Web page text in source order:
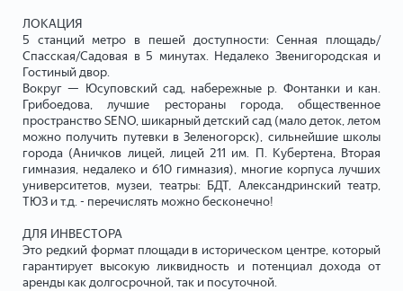
ЛОКАЦИЯ
5 станций метро в пешей доступности: Сенная площадь/
Спасская/Садовая в 5 минутах. Недалеко Звенигородская и
Гостиный двор.
Вокруг — Юсуповский сад, набережные р. Фонтанки и кан.
Грибоедова, лучшие рестораны города, общественное
пространство SENO, шикарный детский сад (мало деток, летом
можно получить путевки в Зеленогорск), сильнейшие школы
города (Аничков лицей, лицей 211 им. П. Кубертена, Вторая
гимназия, недалеко и 610 гимназия), многие корпуса лучших
университетов, музеи, театры: БДТ, Александринский театр,
ТЮЗ и т.д. - перечислять можно бесконечно!
ДЛЯ ИНВЕСТОРА
Это редкий формат площади в историческом центре, который
гарантирует высокую ликвидность и потенциал дохода от
аренды как долгосрочной, так и посуточной.